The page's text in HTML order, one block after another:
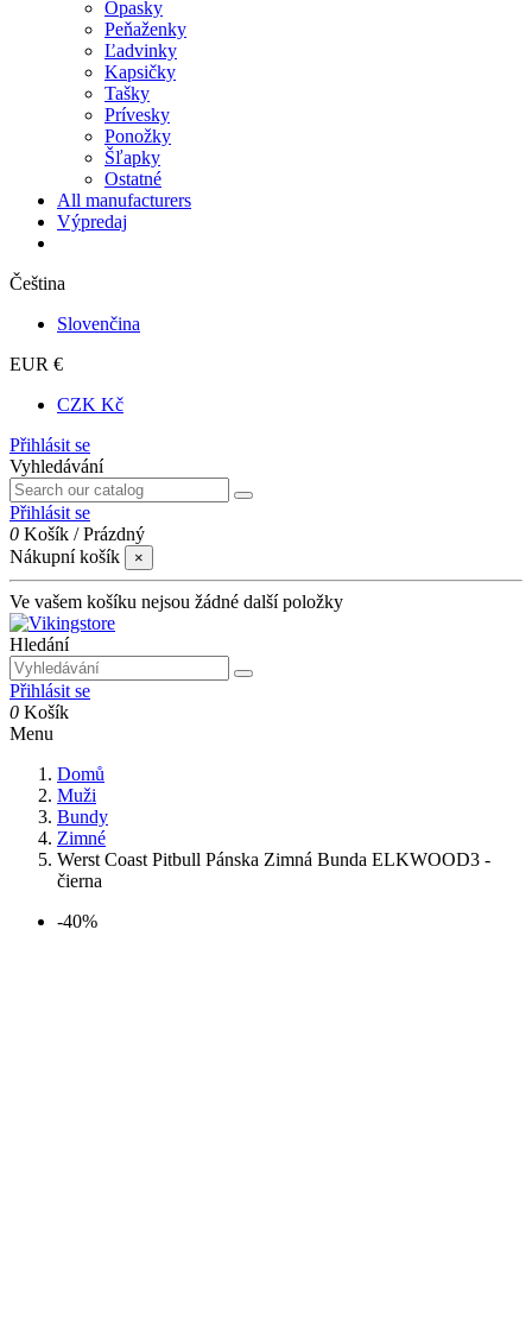
Opasky
Peňaženky
Ľadvinky
Kapsičky
Tašky
Prívesky
Ponožky
Šľapky
Ostatné
All manufacturers
Výpredaj
Čeština
Slovenčina
EUR €
CZK Kč
Přihlásit se
Vyhledávání
Přihlásit se
0 Košík /Prázdný
Nákupní košík
×
Ve vašem košíku nejsou žádné další položky
Hledání
Přihlásit se
0 Košík
Menu
Domů
Muži
Bundy
Zimné
Werst Coast Pitbull Pánska Zimná Bunda ELKWOOD3 -
čierna
-40%